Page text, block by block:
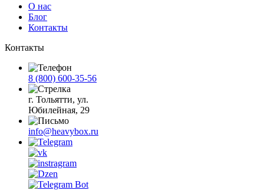
О нас
Блог
Контакты
Контакты
8 (800) 600-35-56
г. Тольятти, ул.
Юбилейная, 29
info@heavybox.ru